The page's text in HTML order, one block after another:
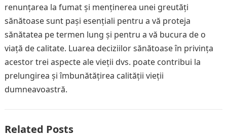
renunțarea la fumat și menținerea unei greutăți
sănătoase sunt pași esențiali pentru a vă proteja
sănătatea pe termen lung și pentru a vă bucura de o
viață de calitate. Luarea deciziilor sănătoase în privința
acestor trei aspecte ale vieții dvs. poate contribui la
prelungirea și îmbunătățirea calității vieții
dumneavoastră.
Related Posts